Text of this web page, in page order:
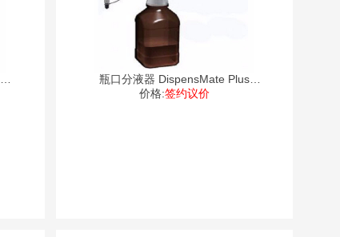
瓶口分液器 DispensMate Plus
73110
价格:签约议价